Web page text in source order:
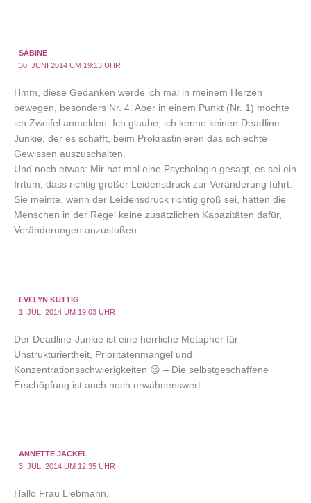
SABINE
30. JUNI 2014 UM 19:13 UHR
Hmm, diese Gedanken werde ich mal in meinem Herzen
bewegen, besonders Nr. 4. Aber in einem Punkt (Nr. 1) möchte
ich Zweifel anmelden: Ich glaube, ich kenne keinen Deadline
Junkie, der es schafft, beim Prokrastinieren das schlechte
Gewissen auszuschalten.
Und noch etwas: Mir hat mal eine Psychologin gesagt, es sei ein
Irrtum, dass richtig großer Leidensdruck zur Veränderung führt.
Sie meinte, wenn der Leidensdruck richtig groß sei, hätten die
Menschen in der Regel keine zusätzlichen Kapazitäten dafür,
Veränderungen anzustoßen.
EVELYN KUTTIG
1. JULI 2014 UM 19:03 UHR
Der Deadline-Junkie ist eine herrliche Metapher für
Unstrukturiertheit, Prioritätenmangel und
Konzentrationsschwierigkeiten 😉 – Die selbstgeschaffene
Erschöpfung ist auch noch erwähnenswert.
ANNETTE JÄCKEL
3. JULI 2014 UM 12:35 UHR
Hallo Frau Liebmann,